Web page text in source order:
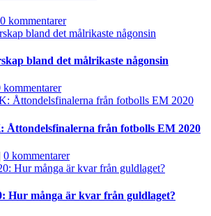
0 kommentarer
bland det målrikaste någonsin
kommentarer
från fotbolls EM 2020
0 kommentarer
Hur många är kvar från guldlaget?